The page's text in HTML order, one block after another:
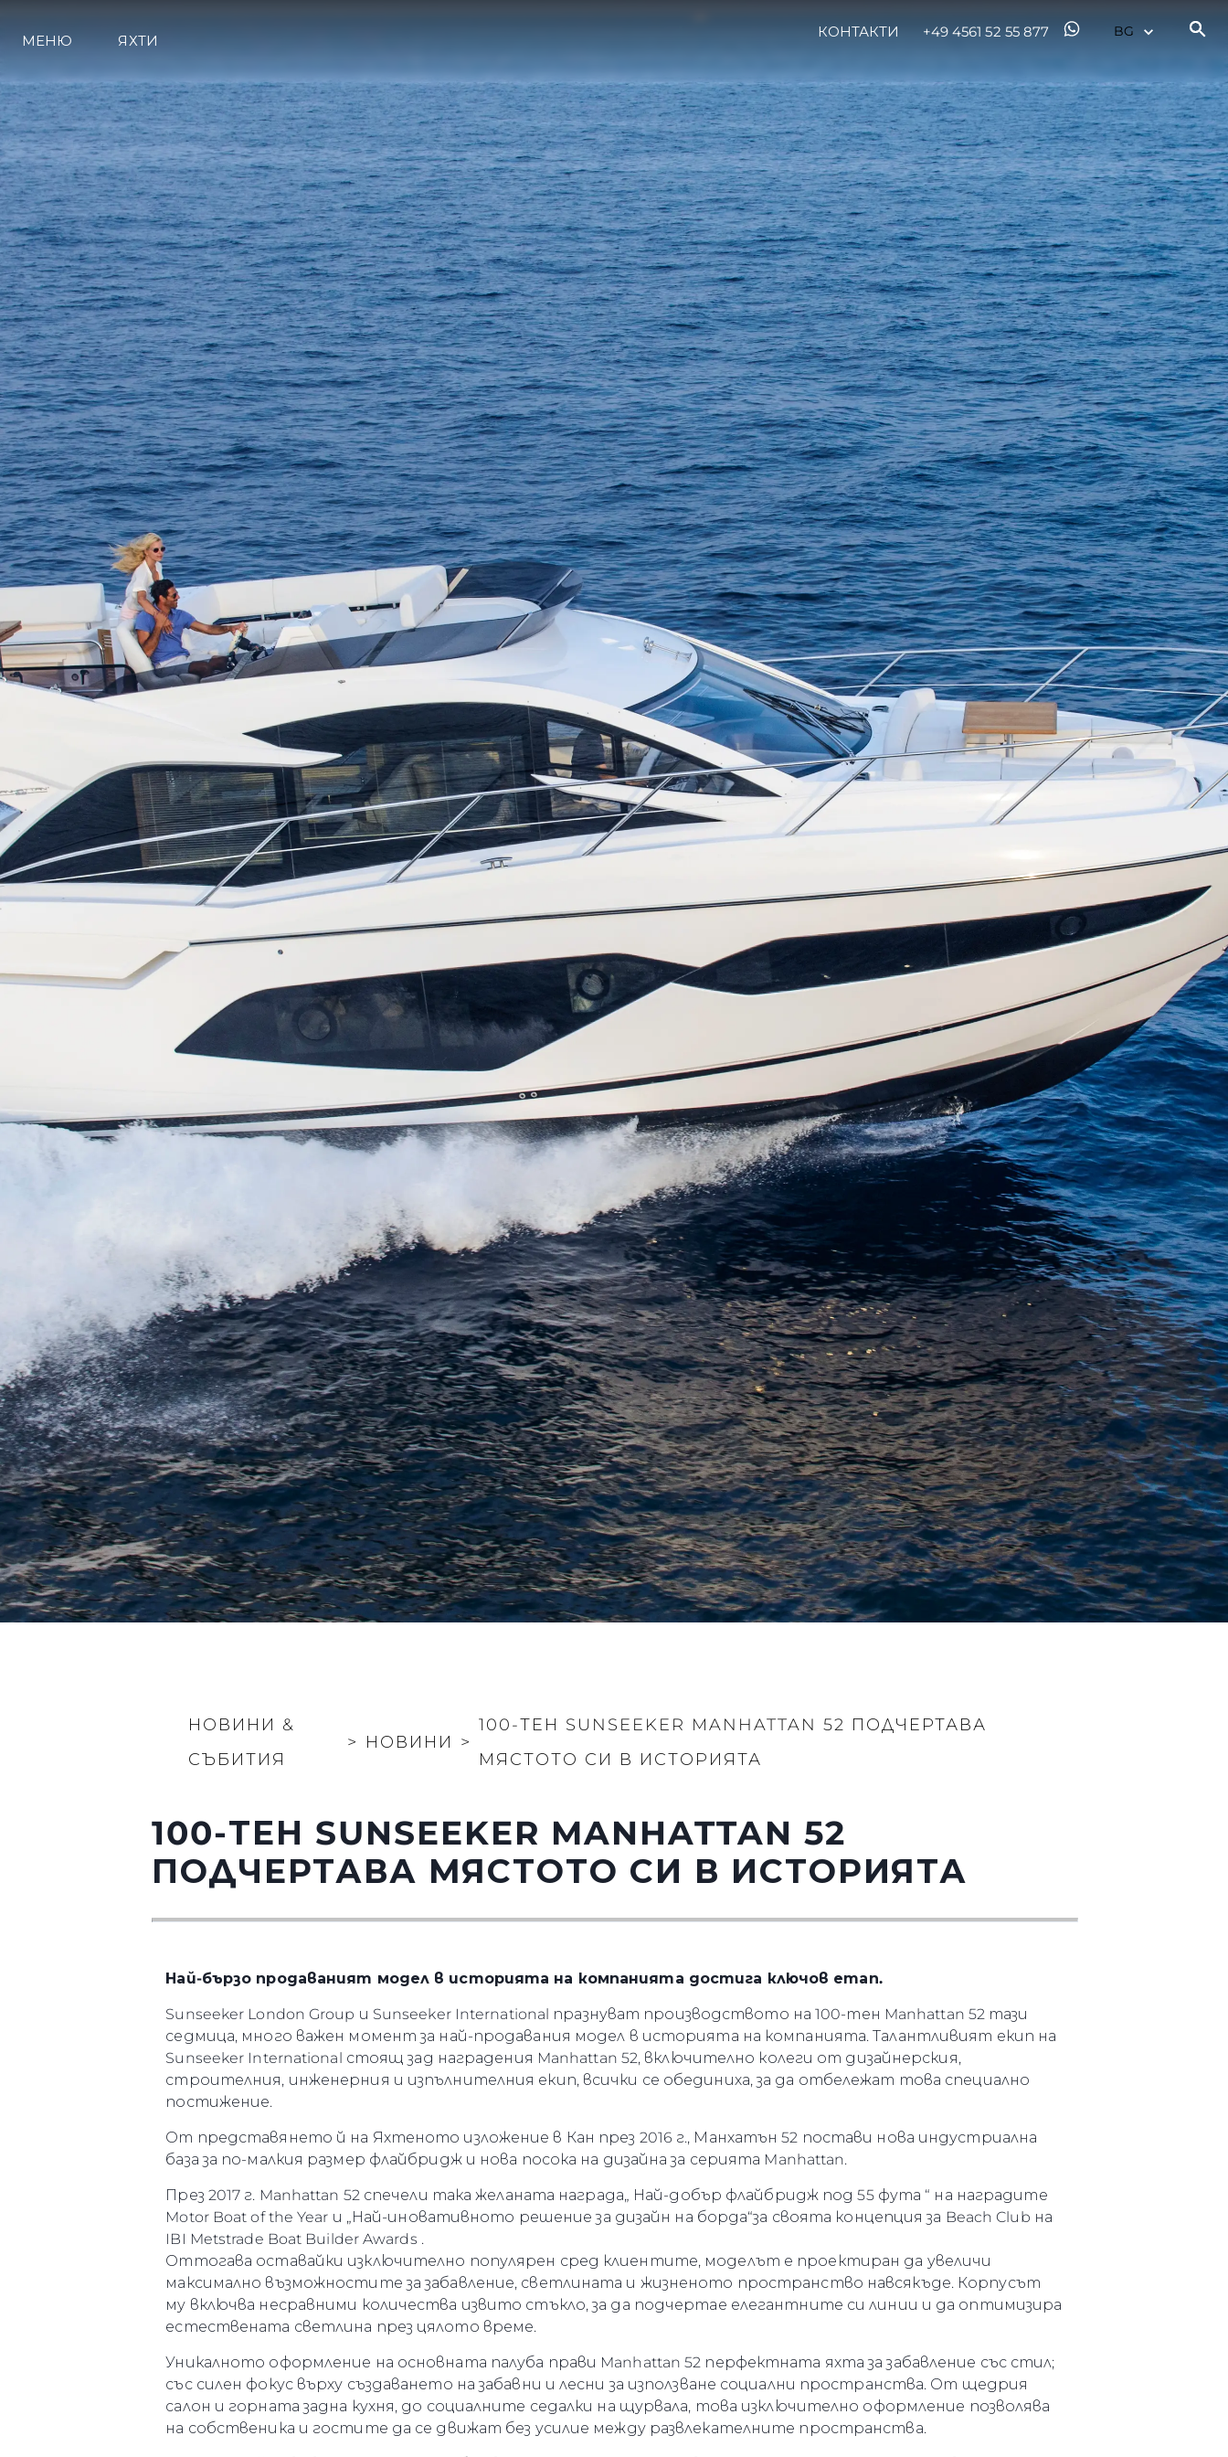
МЕНЮ ЯХТИ
КОНТАКТИ +49 4561 52 55 877
НОВИНИ &
СЪБИТИЯ
> НОВИНИ >
100-ТЕН SUNSEEKER MANHATTAN 52 ПОДЧЕРТАВА
МЯСТОТО СИ В ИСТОРИЯТА
100-ТЕН SUNSEEKER MANHATTAN 52
ПОДЧЕРТАВА МЯСТОТО СИ В ИСТОРИЯТА
Най-бързо продаваният модел в историята на компанията достига ключов етап.
Sunseeker London Group и Sunseeker International празнуват производството на 100-тен Manhattan 52 тази
седмица, много важен момент за най-продавания модел в историята на компанията. Талантливият екип на
Sunseeker International стоящ зад наградения Manhattan 52, включително колеги от дизайнерския,
строителния, инженерния и изпълнителния екип, всички се обединиха, за да отбележат това специално
постижение.
От представянето й на Яхтеното изложение в Кан през 2016 г., Манхатън 52 постави нова индустриална
база за по-малкия размер флайбридж и нова посока на дизайна за серията Manhattan.
През 2017 г. Manhattan 52 спечели така желаната награда„ Най-добър флайбридж под 55 фута “ на наградите
Motor Boat of the Year и „Най-иновативното решение за дизайн на борда“за своята концепция за Beach Club на
IBI Metstrade Boat Builder Awards .
Оттогава оставайки изключително популярен сред клиентите, моделът е проектиран да увеличи
максимално възможностите за забавление, светлината и жизненото пространство навсякъде. Корпусът
му включва несравними количества извито стъкло, за да подчертае елегантните си линии и да оптимизира
естествената светлина през цялото време.
Уникалното оформление на основната палуба прави Manhattan 52 перфектната яхта за забавление със стил;
със силен фокус върху създаването на забавни и лесни за използване социални пространства. От щедрия
салон и горната задна кухня, до социалните седалки на щурвала, това изключително оформление позволява
на собственика и гостите да се движат без усилие между развлекателните пространства.
Информация
Карта На Сайта
Контакти
Предпочитания За
Бисквитки
PRIVACY POLICY
MODERN SLAVERY
STATEMENT
TERMS & CONDITIONS
Употребявани Яхти
Чартър
Новини
Събития